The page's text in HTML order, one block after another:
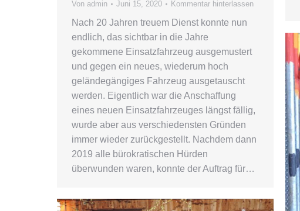
Von admin Juni 15, 2020 Kommentar hinterlassen
Nach 20 Jahren treuem Dienst konnte nun
endlich, das sichtbar in die Jahre
gekommene Einsatzfahrzeug ausgemustert
und gegen ein neues, wiederum hoch
geländegängiges Fahrzeug ausgetauscht
werden. Eigentlich war die Anschaffung
eines neuen Einsatzfahrzeuges längst fällig,
wurde aber aus verschiedensten Gründen
immer wieder zurückgestellt. Nachdem dann
2019 alle bürokratischen Hürden
überwunden waren, konnte der Auftrag für…